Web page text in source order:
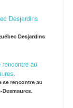
Desjardins
se rencontre au
Desmaures.